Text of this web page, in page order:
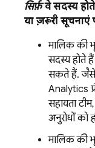
सिर्फ़वे सदस्य
या ज़रूरी सूचनाएं
मालिक की
सदस्य होते
सकते हैं.
Analytics
सहायता
अनुरोधों को
मालिक की